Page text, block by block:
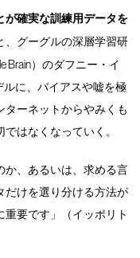
が確実な訓練用データを
、グーグルの深層学習研
Brain）のダフニー・イ
ルに、バイアスや嘘を極
ターネットからやみくも
はなくなっていく。
か、あるいは、求める言
だけを選り分ける方法が
要です」（イッポリト